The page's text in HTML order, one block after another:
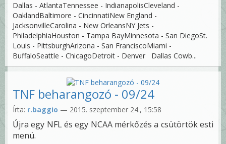
Dallas - AtlantaTennessee - IndianapolisCleveland -
OaklandBaltimore - CincinnatiNew England -
JacksonvilleCarolina - New OrleansNY Jets -
PhiladelphiaHouston - Tampa BayMinnesota - San DiegoSt.
Louis - PittsburghArizona - San FranciscoMiami -
BuffaloSeattle - ChicagoDetroit - Denver Dallas Cowb...
TNF beharangozó - 09/24
Írta: r.baggio — 2015. szeptember 24., 15:58
Újra egy NFL és egy NCAA mérkőzés a csütörtök esti
menü.